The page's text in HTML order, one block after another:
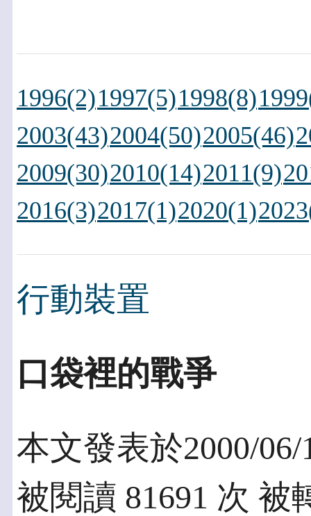
1996(2)1997(5)1998(8)
2003(43)2004(50)2005(46)
2009(30)2010(14)2011(9)
2016(3)2017(1)2020(1)
行動裝置
口袋裡的戰爭
本文發表於2000/06/
被閱讀 81691 次 被